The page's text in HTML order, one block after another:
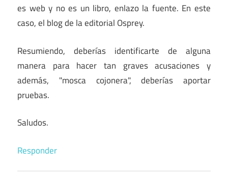
es web y no es un libro, enlazo la fuente. En este
caso, el blog de la editorial Osprey.
Resumiendo, deberías identificarte de alguna
manera para hacer tan graves acusaciones y
además, "mosca cojonera", deberías aportar
pruebas.
Saludos.
Responder